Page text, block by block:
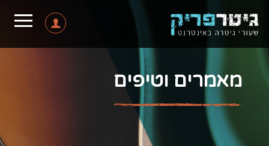
מאמרים וטיפים